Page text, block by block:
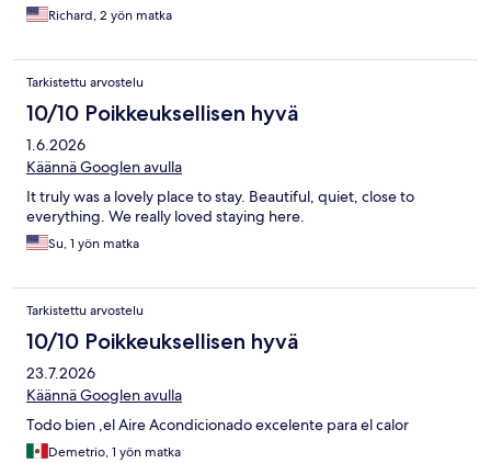
Richard, 2 yön matka
Tarkistettu arvostelu
10/10 Poikkeuksellisen hyvä
1.6.2026
Käännä Googlen avulla
It truly was a lovely place to stay. Beautiful, quiet, close to
everything. We really loved staying here.
Su, 1 yön matka
Tarkistettu arvostelu
10/10 Poikkeuksellisen hyvä
23.7.2026
Käännä Googlen avulla
Todo bien ,el Aire Acondicionado excelente para el calor
Demetrio, 1 yön matka